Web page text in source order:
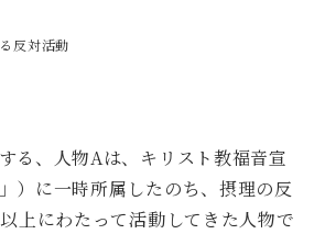
反対活動
る、人物Aは、キリスト教福音宣
）に一時所属したのち、摂理の反
上にわたって活動してきた人物で